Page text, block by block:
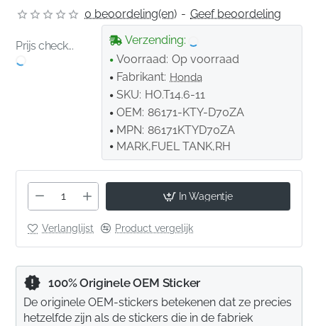
0 beoordeling(en) - Geef beoordeling
Prijs check...
Verzending:
Voorraad: Op voorraad
Fabrikant: Honda
SKU: HO.T14.6-11
OEM: 86171-KTY-D70ZA
MPN: 86171KTYD70ZA
MARK,FUEL TANK,RH
In Wagentje
Verlanglijst Product vergelijk
100% Originele OEM Sticker
De originele OEM-stickers betekenen dat ze precies
hetzelfde zijn als de stickers die in de fabriek